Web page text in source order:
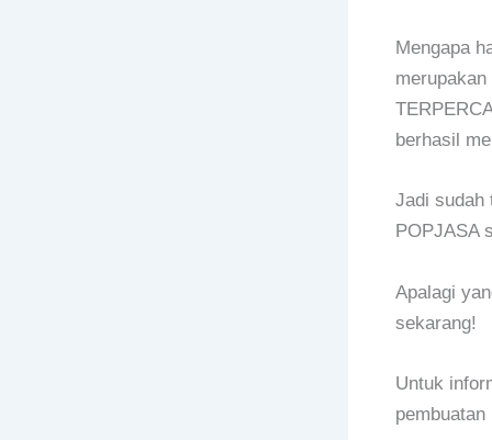
Mengapa
berhasil
Jadi sudah
POPJASA
Apalagi
sekarang!
Untuk